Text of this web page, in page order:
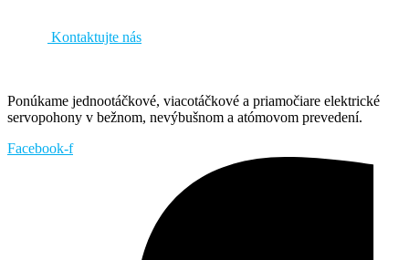
Kontaktujte nás
Ponúkame jednootáčkové, viacotáčkové a priamočiare elektrické
servopohony v bežnom, nevýbušnom a atómovom prevedení.
Facebook-f